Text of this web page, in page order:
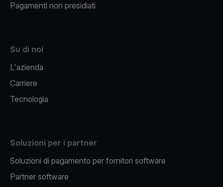
Pagamenti non presidiati
Su di noi
L'azienda
Carriere
Tecnologia
Soluzioni per i partner
Soluzioni di pagamento per fornitori software
Partner software